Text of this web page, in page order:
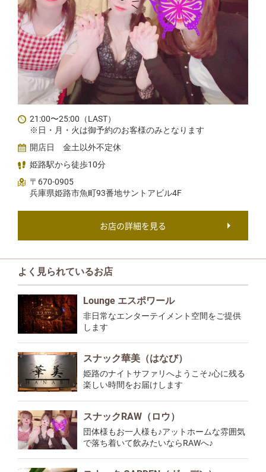
21:00〜25:00（LAST）
※日・月・火は御予約のお客様のみとなります
開店日 金土以外不定休
姫路駅から徒歩10分
〒670-0905
兵庫県姫路市魚町93番地サントアビル4F
お店の詳細を見る
よく見られているお店
Lounge エスポワール
非日常なエンターテイメント空間をご提供
します
スナック華美（はなび）
姫路のナイトサファリへようこそ♪心に残る
楽しい時間をお届けします
スナックRAW（ロウ）
団体様もお一人様も♪アットホームな雰囲気
で落ち着いて飲みたいならRAWへ♪